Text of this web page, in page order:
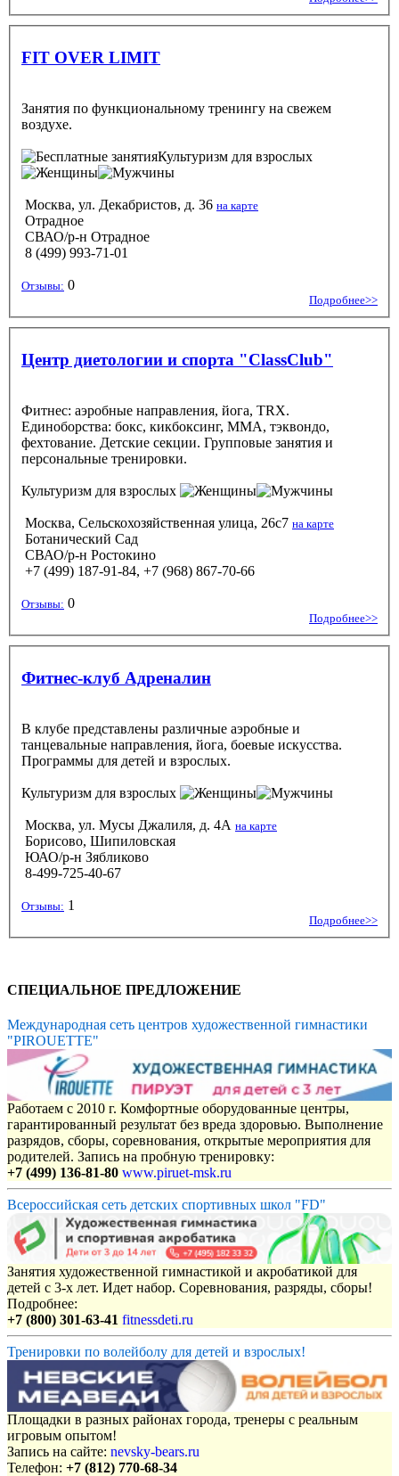
FIT OVER LIMIT
Занятия по функциональному тренингу на свежем
воздухе.
Культуризм для взрослых
Москва, ул. Декабристов, д. 36 на карте
Отрадное
СВАО/р-н Отрадное
8 (499) 993-71-01
Отзывы: 0
Подробнее>>
Центр диетологии и спорта "ClassClub"
Фитнес: аэробные направления, йога, TRX.
Единоборства: бокс, кикбоксинг, ММА, тэквондо,
фехтование. Детские секции. Групповые занятия и
персональные тренировки.
Культуризм для взрослых
Москва, Сельскохозяйственная улица, 26с7 на карте
Ботанический Сад
СВАО/р-н Ростокино
+7 (499) 187-91-84, +7 (968) 867-70-66
Отзывы: 0
Подробнее>>
Фитнес-клуб Адреналин
В клубе представлены различные аэробные и
танцевальные направления, йога, боевые искусства.
Программы для детей и взрослых.
Культуризм для взрослых
Москва, ул. Мусы Джалиля, д. 4А на карте
Борисово, Шипиловская
ЮАО/р-н Зябликово
8-499-725-40-67
Отзывы: 1
Подробнее>>
СПЕЦИАЛЬНОЕ ПРЕДЛОЖЕНИЕ
Международная сеть центров художественной гимнастики
"PIROUETTE"
Работаем с 2010 г. Комфортные оборудованные центры,
гарантированный результат без вреда здоровью. Выполнение
разрядов, сборы, соревнования, открытые мероприятия для
родителей. Запись на пробную тренировку:
+7 (499) 136-81-80 www.piruet-msk.ru
Всероссийская сеть детских спортивных школ "FD"
Занятия художественной гимнастикой и акробатикой для
детей с 3-х лет. Идет набор. Соревнования, разряды, сборы!
Подробнее:
+7 (800) 301-63-41 fitnessdeti.ru
Тренировки по волейболу для детей и взрослых!
Площадки в разных районах города, тренеры с реальным
игровым опытом!
Запись на сайте: nevsky-bears.ru
Телефон: +7 (812) 770-68-34